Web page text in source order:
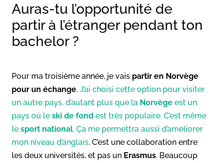
Auras-tu l’opportunité de
partir à l’étranger pendant ton
bachelor ?
Pour ma troisième année, je vais partir en Norvège
pour un échange. J’ai choisi cette option pour visiter
un autre pays, d’autant plus que la Norvège est un
pays où le ski de fond est très populaire. C’est même
le sport national. Ça me permettra aussi d’améliorer
mon niveau d’anglais. C’est une collaboration entre
les deux universités, et pas un Erasmus. Beaucoup